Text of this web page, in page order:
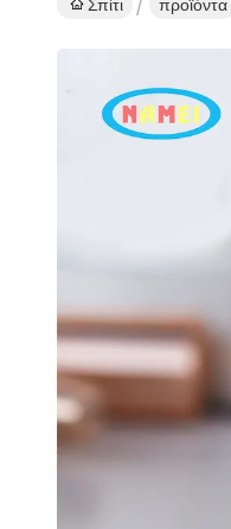
Σπίτι προϊόντα